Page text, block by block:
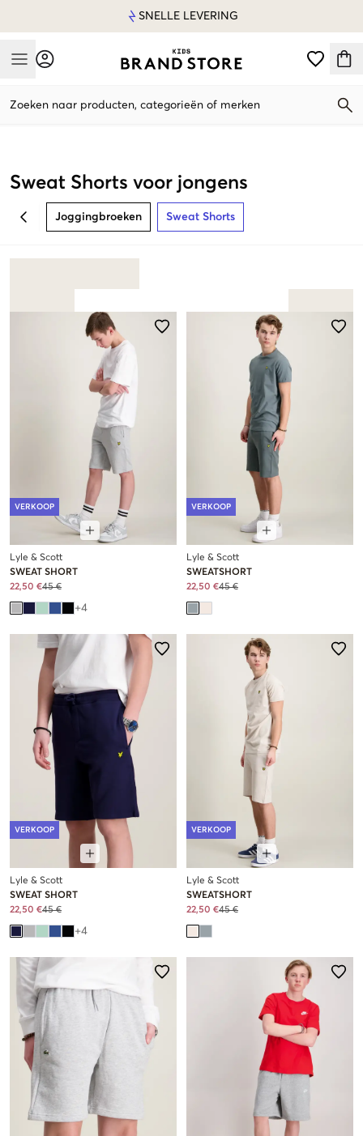
SNELLE LEVERING
Mobile Menu
Zoeken naar producten, categorieën of merken
Sweat Shorts voor jongens
BACK Joggingbroeken Sweat Shorts
VERKOOP
Lyle & Scott
SWEAT SHORT
22,50 €45 €
+4
VERKOOP
Lyle & Scott
SWEATSHORT
22,50 €45 €
VERKOOP
Lyle & Scott
SWEAT SHORT
22,50 €45 €
+4
VERKOOP
Lyle & Scott
SWEATSHORT
22,50 €45 €